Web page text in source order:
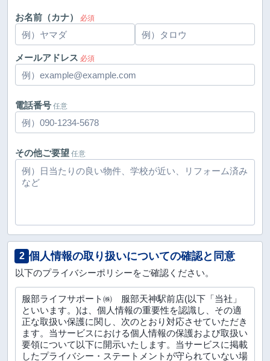
お名前（カナ） 必須
メールアドレス 必須
電話番号 任意
その他ご要望 任意
2 個人情報の取り扱いについての確認と同意
以下のプライバシーポリシーをご確認ください。
服部ライフサポート㈱ 服部天神駅前店(以下「当社」
といいます。)は、個人情報の重要性を認識し、その適
正な取扱い保護に関し、次のとおり対応させていただき
ます。当サービスにおける個人情報の保護および取扱い
要領について以下に開示いたします。当サービスに掲載
したプライバシー・ステートメントが守られていない場